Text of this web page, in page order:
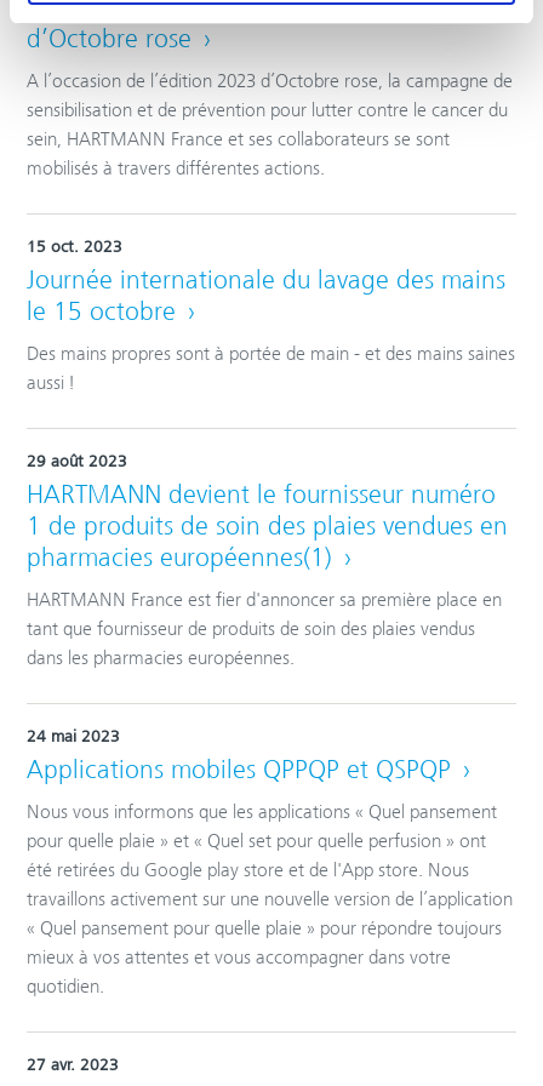
HARTMANN France se mobilise à l’occasion
d’Octobre rose
A l’occasion de l’édition 2023 d’Octobre rose, la campagne de
sensibilisation et de prévention pour lutter contre le cancer du
sein, HARTMANN France et ses collaborateurs se sont
mobilisés à travers différentes actions.
15 oct. 2023
Journée internationale du lavage des mains
le 15 octobre
Des mains propres sont à portée de main - et des mains saines
aussi !
29 août 2023
HARTMANN devient le fournisseur numéro
1 de produits de soin des plaies vendues en
pharmacies européennes(1)
HARTMANN France est fier d'annoncer sa première place en
tant que fournisseur de produits de soin des plaies vendus
dans les pharmacies européennes.
24 mai 2023
Applications mobiles QPPQP et QSPQP
Nous vous informons que les applications « Quel pansement
pour quelle plaie » et « Quel set pour quelle perfusion » ont
été retirées du Google play store et de l'App store. Nous
travaillons activement sur une nouvelle version de l’application
« Quel pansement pour quelle plaie » pour répondre toujours
mieux à vos attentes et vous accompagner dans votre
quotidien.
27 avr. 2023